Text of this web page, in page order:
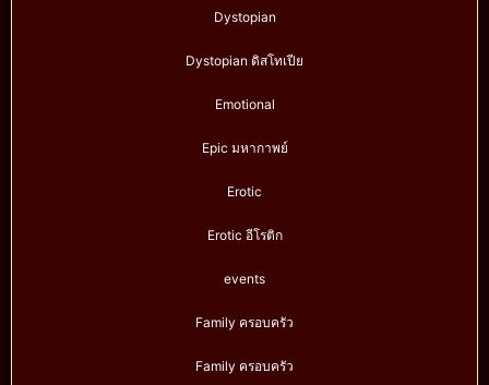
Dystopian
Dystopian ดิสโทเปีย
Emotional
Epic มหากาพย์
Erotic
Erotic อีโรติก
events
Family ครอบครัว
Family ครอบครัว